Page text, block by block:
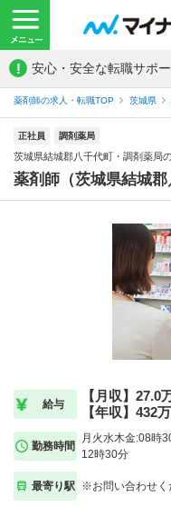
! 安心・安全な転職サポ
薬剤師の求人・転職TOP 茨城県
正社員 調剤薬局
茨城県結城郡八千代町・調剤薬局
薬剤師（茨城県結城郡
給与
【月収】27.0
【年収】432
勤務時間
月火水木金:08時
12時30分
最寄り駅 ※お問い合わせく